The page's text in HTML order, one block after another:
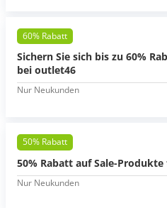
60% Rabatt
Sichern Sie sich bis zu 60%
bei outlet46
Nur Neukunden
50% Rabatt
50% Rabatt auf Sale-
Nur Neukunden